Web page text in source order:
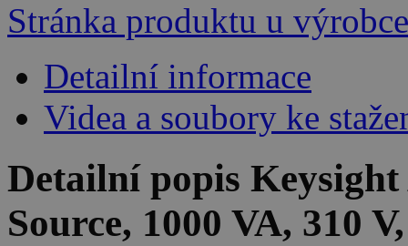
Stránka produktu u výrobce
Detailní informace
Videa a soubory ke
Detailní popis
Source, 1000 VA, 310